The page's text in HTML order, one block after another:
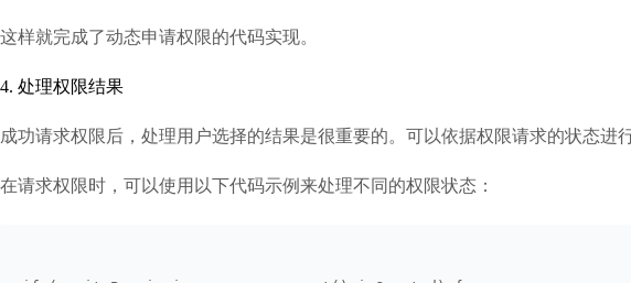
这样就完成了动态申请权限的代码实现。
4. 处理权限结果
成功请求权限后，处理用户选择的结果是很重要的。可以依据权限请求的状态进
在请求权限时，可以使用以下代码示例来处理不同的权限状态：